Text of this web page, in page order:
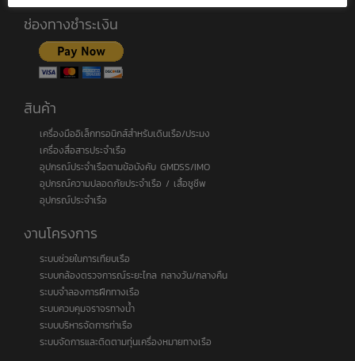
ช่องทางชำระเงิน
สินค้า
เครื่องมืออิเล็กทรอนิกส์สำหรับเดินเรือ/ประมง
เครื่องสื่อสารประจำเรือ
อุปกรณ์ประจำเรือตามข้อบังคับ GMDSS/IMO
อุปกรณ์ความปลอดภัยประจำเรือ / เสื้อชูชีพ
อุปกรณ์ประจำเรือ
งานโครงการ
ระบบช่วยในการเทียบเรือ
ระบบกล้องตรวจการณ์ระยะไกล กลางวัน/กลางคืน
ระบบจำลองการฝึกทางเรือ
ระบบควบคุมจราจรทางน้ำ
ระบบบริหารจัดการท่าเรือ
ระบบจัดการและติดตามทุ่นเครื่องหมายทางเรือ